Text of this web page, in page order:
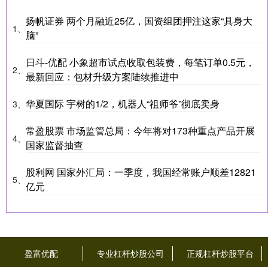
1、
扬帆证券 两个月融近25亿，国资组团押注这家“具身大
脑”
2、
日斗-优配 小象超市试点收取包装费，每笔订单0.5元，
最新回应：包材升级方案陆续推进中
3、 华夏国际 宇树的1/2，机器人“祖师爷”彻底卖身
4、
常盈股票 市场监管总局：今年将对173种重点产品开展
国家监督抽查
5、
股利网 国家外汇局：一季度，我国经常账户顺差12821
亿元
盈富优配 专业杠杆炒股公司 正规杠杆炒股平台